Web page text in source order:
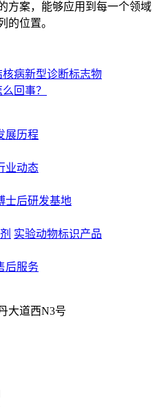
方案，能够应用到每一个领域
的位置。
病新型诊断标志物
回事？
展历程
业动态
士后研发基地
实验动物标识产品
后服务
大道西N3号